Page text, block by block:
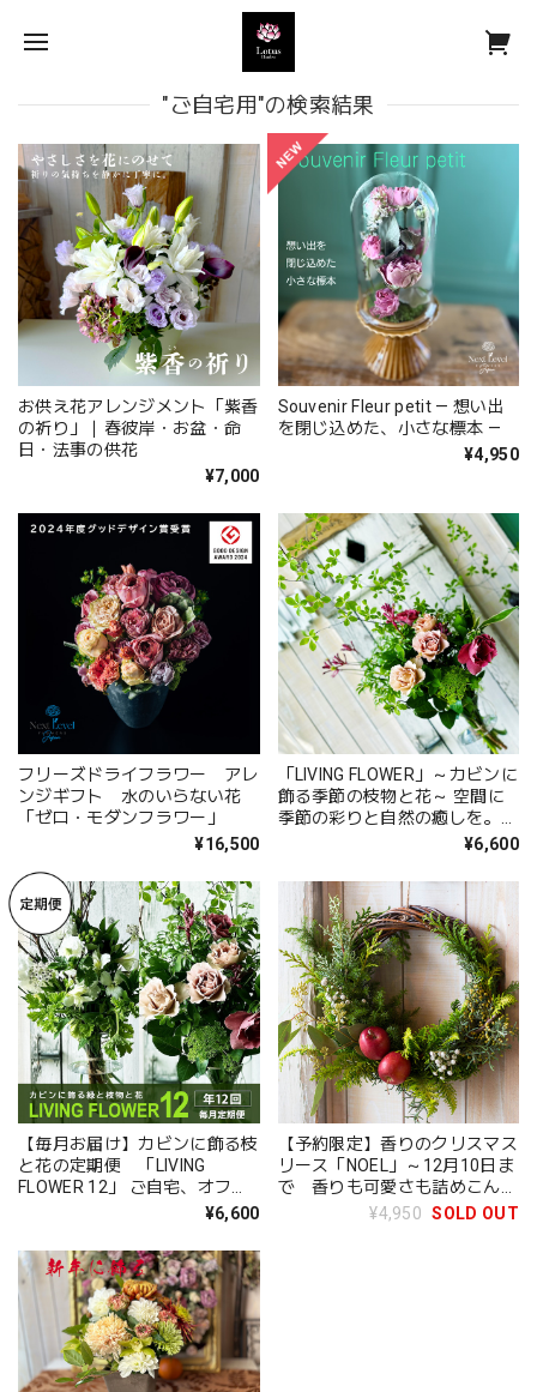
"ご自宅用"の検索結果
お供え花アレンジメント「紫香
の祈り」｜春彼岸・お盆・命
日・法事の供花
¥7,000
Souvenir Fleur petit — 想い出
を閉じ込めた、小さな標本 —
¥4,950
フリーズドライフラワー アレ
ンジギフト 水のいらない花
「ゼロ・モダンフラワー」
¥16,500
「LIVING FLOWER」～カビンに
飾る季節の枝物と花～ 空間に
季節の彩りと自然の癒しを。オ
フィス・店舗・医院・サロン・
ネス空間の装飾にも最適。
¥6,600
【毎月お届け】カビンに飾る枝
と花の定期便 「LIVING
FLOWER 12」 ご自宅、オフィ
ス、ショップ、医院などで飾れ
¥6,600
【予約限定】香りのクリスマス
リース「NOEL」～12月10日ま
で 香りも可愛さも詰めこん
だ、ナチュラルリース
¥4,950 SOLD OUT